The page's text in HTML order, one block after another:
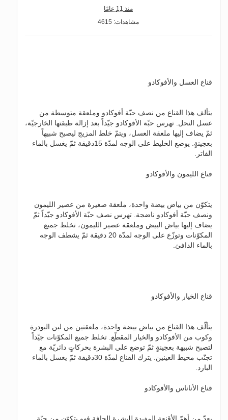
منذ 11 عامًا
مشاهدات: 4615
قناع العسل والأفوكادو
يتألف هذا القناع من نصف حبّة أفوكادو وملعقة متوسطة من
عسل النحل. تهرس حبّة الأفوكادو جيّداً بعد إزالة طبقتها الخارجيّة،
ثمّ يضاف إليها ملعقة العسل، ويتمّ خلط المزيج ليصبح شبيهاً
بعجينةٍ. يوضع الخليط على الوجه لمدّة 15دقيقة ثمّ يغسل بالماء
الفاتر.
قناع الليمون والأفوكادو
يتكوّن من بياض بيضة واحدة، ملعقة صغيرة من عصير الليمون
ونصف حبّة أفوكادو ناضجة. تهرس نصف حبّة الأفوكادو جيّداً ثمّ
يضاف إليها بياض البيض وملعقة عصير الليمون، تخلط جميع
المكوّنات وتوزّع على الوجه لمدّة 20 دقيقة ثمّ يشطف الوجه
بالماء الدافئ.
قناع الخيار والأفوكادو
يتألّف هذا القناع من بياض بيضة واحدة، ملعقتين من لبن البودرة
وكوب من الأفوكادو والخيار المقطّع. تخلط جميع المكوّنات جيّداً
لتصبح شبيهة بعجينةٍ ثمّ توضع على البشرة بحركاتٍ دائريّة مع
تجنّب محيط العينين. يترك القناع لمدّة 30دقيقة ثمّ يغسل بالماء
البارد.
قناع الأناناس والأفوكادو